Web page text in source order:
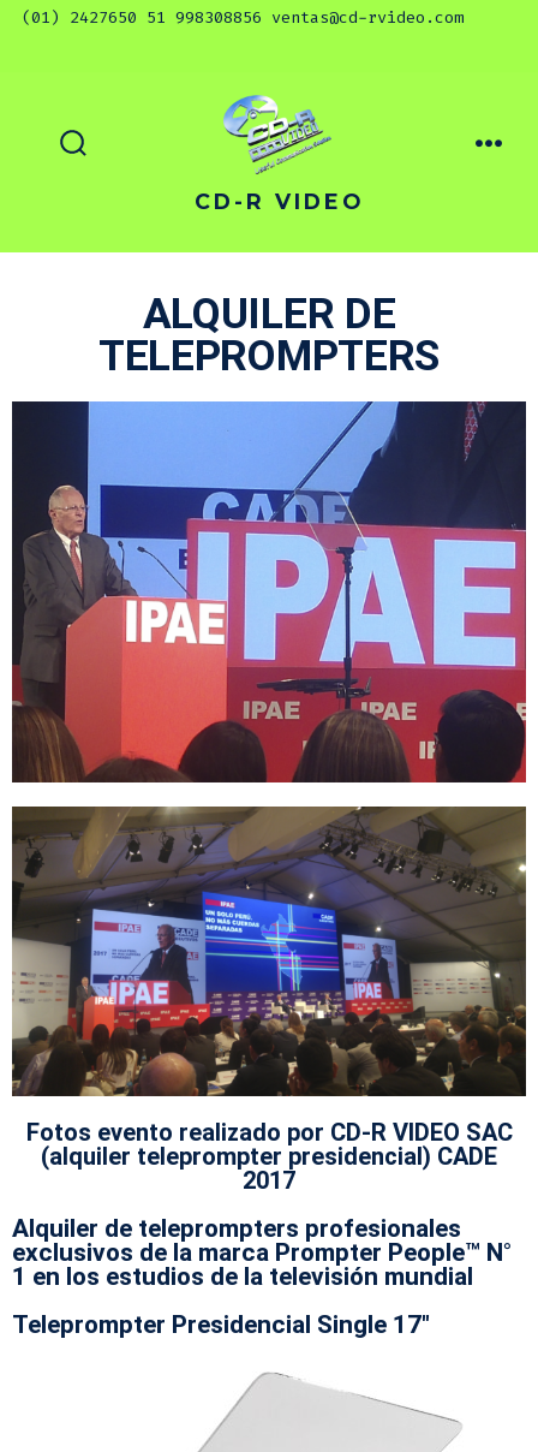
CD-R VIDEO
ALQUILER DE
TELEPROMPTERS
Fotos evento realizado por CD-R VIDEO SAC
(alquiler teleprompter presidencial) CADE
2017
Alquiler de teleprompters profesionales
exclusivos de la marca Prompter People™ N°
1 en los estudios de la televisión mundial
Teleprompter Presidencial Single 17"